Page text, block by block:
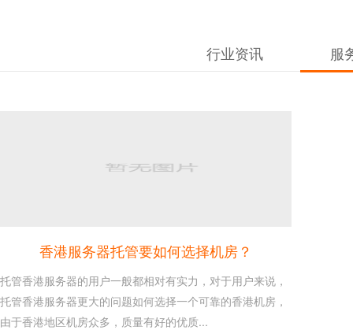
行业资讯 服
香港服务器托管要如何选择机房？
托管香港服务器的用户一般都相对有实力，对于用户来说，
托管香港服务器更大的问题如何选择一个可靠的香港机房，
由于香港地区机房众多，质量有好的优质...